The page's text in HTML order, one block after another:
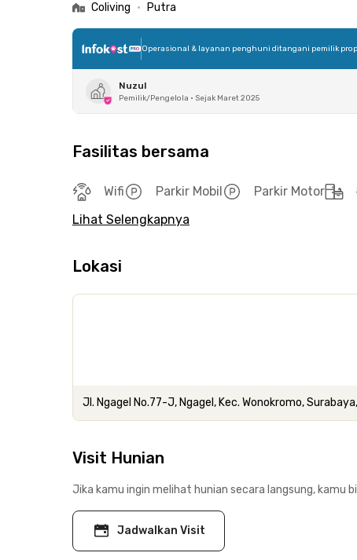
Coliving • Putra
Operasional & layanan penghuni ditangani pemilik
Nuzul
Pemilik/Pengelola • Sejak Maret 2025
Fasilitas bersama
Wifi Parkir Mobil Parkir Motor
Lihat Selengkapnya
Lokasi
Jl. Ngagel No.77-J, Ngagel, Kec. Wonokromo,
Visit Hunian
Jika kamu ingin melihat hunian secara langsung, kamu
Jadwalkan Visit